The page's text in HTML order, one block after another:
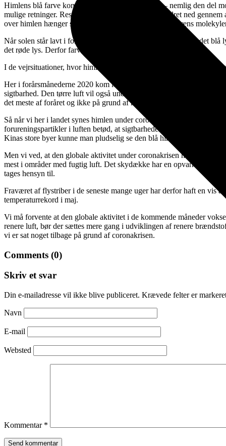
Himlens blå farve kommer fra en del af solens lys – nemlig den del
mulige retninger. Resten af sollyset går stort set uhindret ned
over himlen hænger sammen med størrelsen af atmosfærens
Når solen står lavt i forbindelse med solop- eller nedgang når det
det røde lys. Derfor farves himlen rød når solen står lavt.
I de vejrsituationer, hvor himlen er meget fugtig ser vi også en
Her i forårsmånederne 2020 kom luften overvejende fra de kolde
sigtbarhed. Den tørre luft vil også under normale omstændigheder
det meste af foråret og ikke på grund af manglende økonomisk
Så når vi her i landet synes himlen under coronakrisen har været
forureningspartikler i luften betød, at sigtbarheden blev ekstra god,
Kinas store byer kunne man pludselig se den blå himmel og i Indien
Men vi ved, at den globale aktivitet under coronakrisen har været
mest i områder med fugtig luft. Det skydække har en opvarmende
tages hensyn til.
Fraværet af flystriber i de seneste mange uger har derfor haft en vis
temperaturrekord i maj.
Vi må forvente at den globale aktivitet i de kommende måneder
renere luft, bør der sættes mere gang i udviklingen af renere
vi er sat noget tilbage på grund af coronakrisen.
Comments (0)
Skriv et svar
Din e-mailadresse vil ikke blive publiceret. Krævede felter er
Navn
E-mail
Websted
Kommentar *